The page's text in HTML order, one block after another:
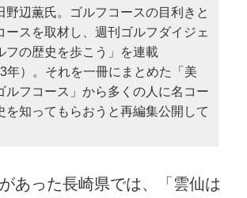
野辺薫氏。ゴルフコースの目利きと
ースを取材し、週刊ゴルフダイジェ
フの歴史を歩こう」を連載
年）。それを一冊にまとめた「美
ルフコース」から多くの人に名コー
を知ってもらおうと再編集公開して
あった長崎県では、「雲仙は